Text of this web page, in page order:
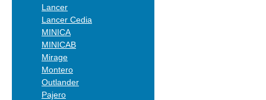
Lancer
Lancer Cedia
MINICA
MINICAB
Mirage
Montero
Outlander
Pajero